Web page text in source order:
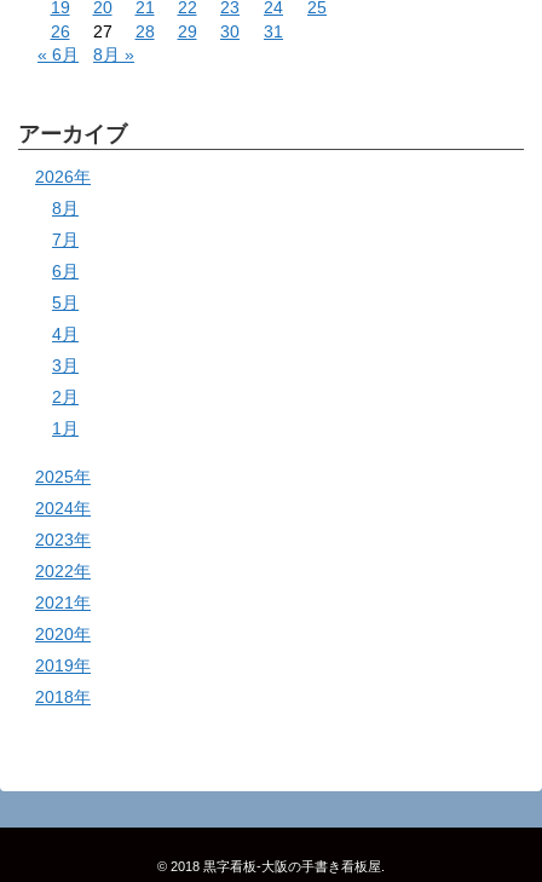
19
20 21 22 23 24
25
26
27 28 29 30
31
« 6月
8月 »
アーカイブ
2026年
8月
7月
6月
5月
4月
3月
2月
1月
2025年
2024年
2023年
2022年
2021年
2020年
2019年
2018年
© 2018 黒字看板‐大阪の手書き看板屋